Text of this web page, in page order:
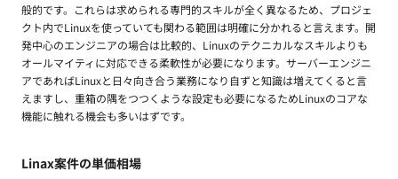
般的です。これらは求められる専門的スキルが全く異なるため、プロジェ
クト内でLinuxを使っていても関わる範囲は明確に分かれると言えます。開
発中心のエンジニアの場合は比較的、Linuxのテクニカルなスキルよりも
オールマイティに対応できる柔軟性が必要になります。サーバーエンジニ
アであればLinuxと日々向き合う業務になり自ずと知識は増えてくると言
えますし、重箱の隅をつつくような設定も必要になるためLinuxのコアな
機能に触れる機会も多いはずです。
Linax案件の単価相場